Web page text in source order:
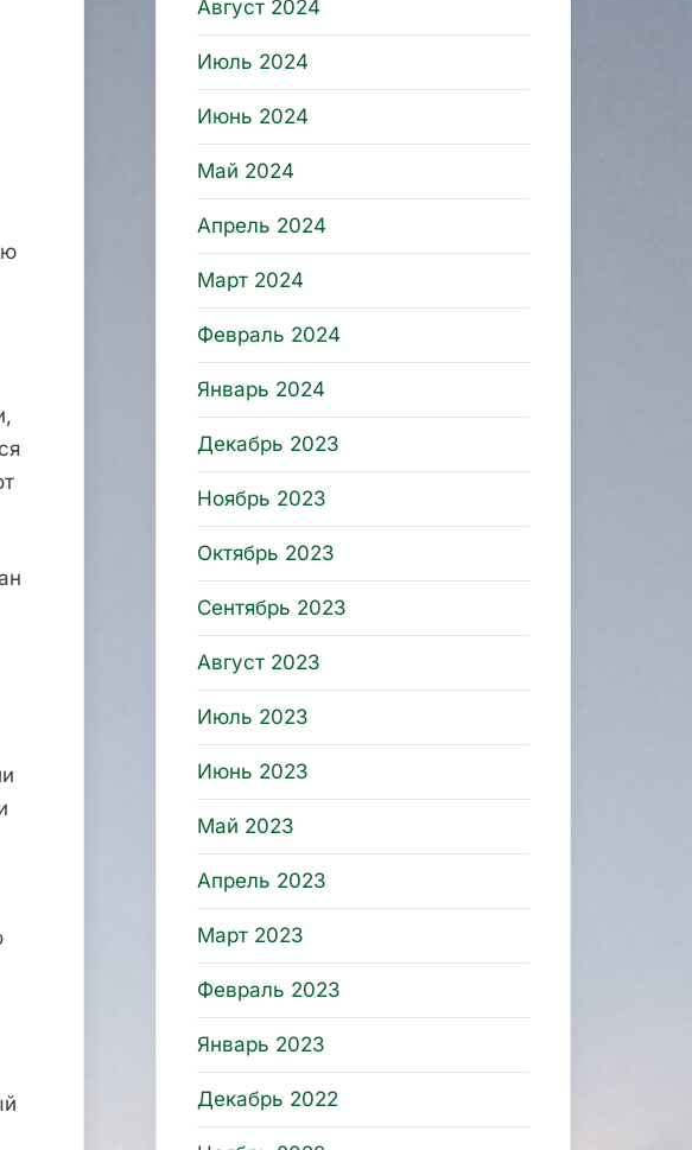
Август 2024
Июль 2024
Июнь 2024
Май 2024
Апрель 2024
Март 2024
Февраль 2024
Январь 2024
Декабрь 2023
Ноябрь 2023
Октябрь 2023
Сентябрь 2023
Август 2023
Июль 2023
Июнь 2023
Май 2023
Апрель 2023
Март 2023
Февраль 2023
Январь 2023
Декабрь 2022